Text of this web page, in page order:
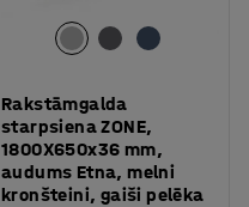
Rakstāmgalda
starpsiena ZONE,
1800X650x36 mm,
audums Etna, melni
kronšteini, gaiši pelēka